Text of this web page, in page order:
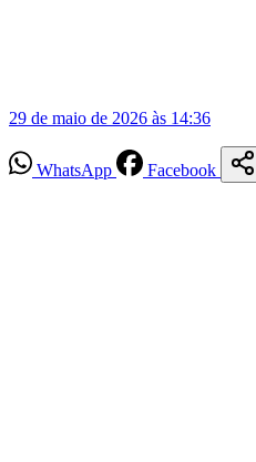
29 de maio de 2026 às 14:36
WhatsApp Facebook